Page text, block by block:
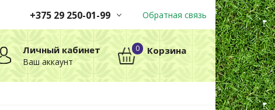
+375 29 250-01-99
автоматически через корзину
круглосуточно без выходных
Обратная связь
Личный кабинет
Ваш аккаунт
0 Корзина